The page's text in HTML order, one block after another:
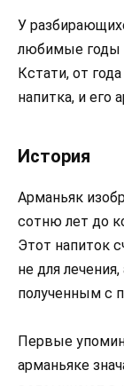
У
любимые годы
Кстати, от
напитка, и его
История
Арманьяк
сотню лет до
Этот напиток
не для
полученным с
Первые
арманьяке